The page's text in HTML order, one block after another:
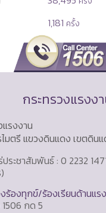
1,181 ครั้ง
กระทรวงแรงง
แรงงาน
มตรี แขวงดินแดง เขตดิน
ระชาสัมพันธ์ : 0 2232
ร้องทุกข์/ร้องเรียนด้านแร
กด 5